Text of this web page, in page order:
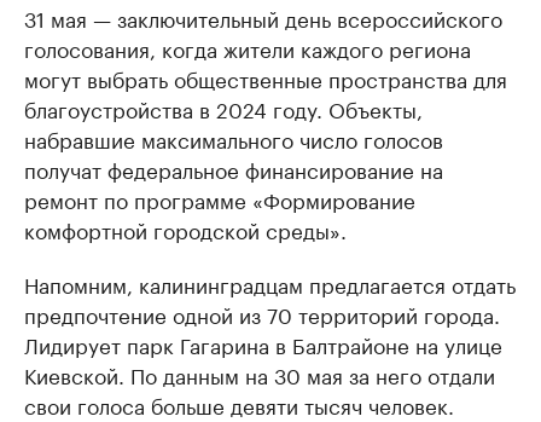
31 мая — заключительный день всероссийского
голосования, когда жители каждого региона
могут выбрать общественные пространства для
благоустройства в 2024 году. Объекты,
набравшие максимального число голосов
получат федеральное финансирование на
ремонт по программе «Формирование
комфортной городской среды».
Напомним, калининградцам предлагается отдать
предпочтение одной из 70 территорий города.
Лидирует парк Гагарина в Балтрайоне на улице
Киевской. По данным на 30 мая за него отдали
свои голоса больше девяти тысяч человек.